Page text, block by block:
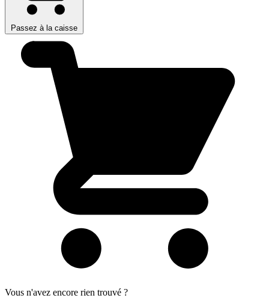
Passez à la caisse
Vous n'avez encore rien trouvé ?